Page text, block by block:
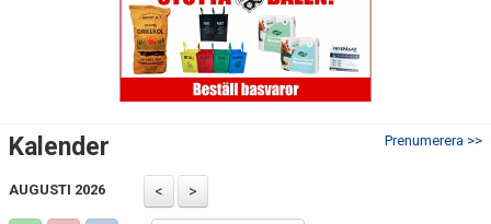
BILDGALLERI
Prenumerera >>
Kalender
AUGUSTI 2026